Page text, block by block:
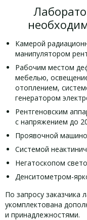
Камерой
манипулятором
Рабочим местом
мебелью,
отоплением,
генератором
Рентгеновским
с напряжением до
Проявочной
Системой
Негатоскопом
Денситометром-
По запросу
укомплектована
и принадлежностями.